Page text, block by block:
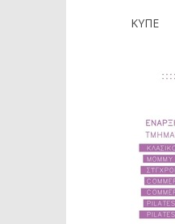
ΚΥΠΕ